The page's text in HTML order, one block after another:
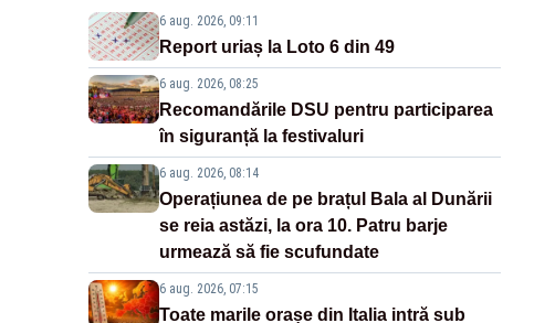
6 aug. 2026, 09:11
Report uriaș la Loto 6 din 49
6 aug. 2026, 08:25
Recomandările DSU pentru participarea
în siguranță la festivaluri
6 aug. 2026, 08:14
Operațiunea de pe brațul Bala al Dunării
se reia astăzi, la ora 10. Patru barje
urmează să fie scufundate
6 aug. 2026, 07:15
Toate marile orașe din Italia intră sub